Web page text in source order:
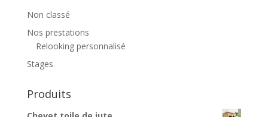
Non classé
Nos prestations
Relooking personnalisé
Stages
Produits